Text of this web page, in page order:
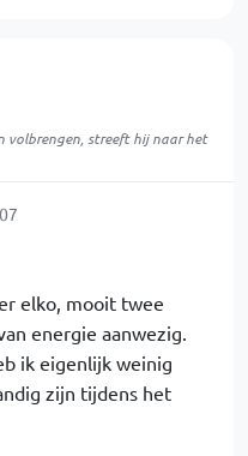
volbrengen, streeft hij naar het
elko, mooit twee
energie aanwezig.
ik eigenlijk weinig
zijn tijdens het